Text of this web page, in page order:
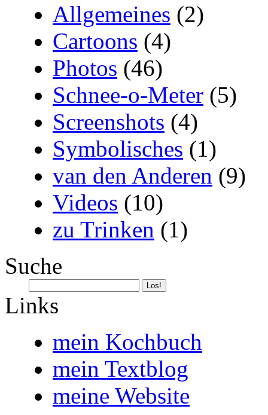
Allgemeines (2)
Cartoons (4)
Photos (46)
Schnee-o-Meter (5)
Screenshots (4)
Symbolisches (1)
van den Anderen (9)
Videos (10)
zu Trinken (1)
Suche
Links
mein Kochbuch
mein Textblog
meine Website